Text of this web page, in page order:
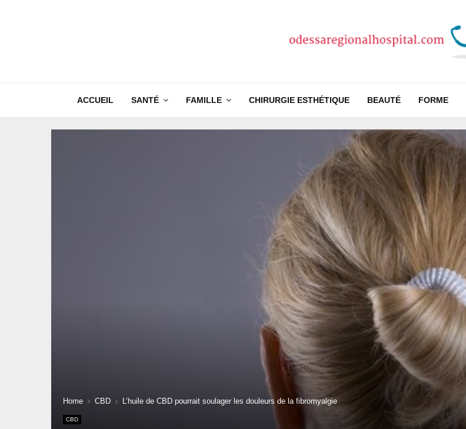
ACCUEIL SANTÉ FAMILLE CHIRURGIE ESTHÉTIQUE BEAUTÉ FORME
Home CBD L’huile de CBD pourrait soulager les douleurs de la fibromyalgie
CBD